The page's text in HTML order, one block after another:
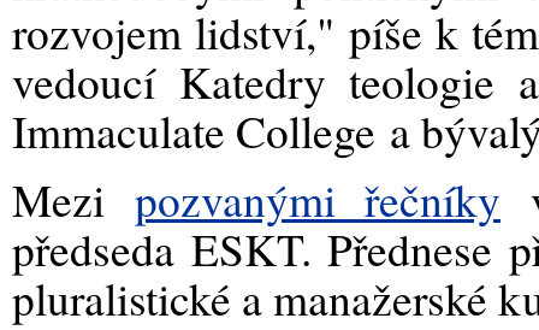
rozvojem lidství," píše k
vedoucí Katedry teologie
Immaculate College a
Mezi pozvanými řečníky
předseda ESKT. Přednese
pluralistické a manažerské